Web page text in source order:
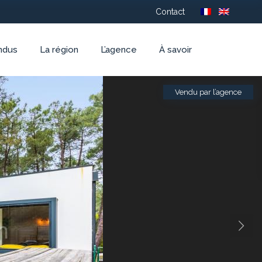
Contact
La région L’agence À savoir
Vendu par l’agence